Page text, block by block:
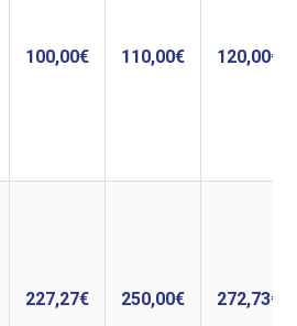
100,00€ 110,00€ 120,00€
227,27€ 250,00€ 272,73€